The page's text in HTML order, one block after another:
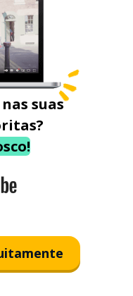
suas